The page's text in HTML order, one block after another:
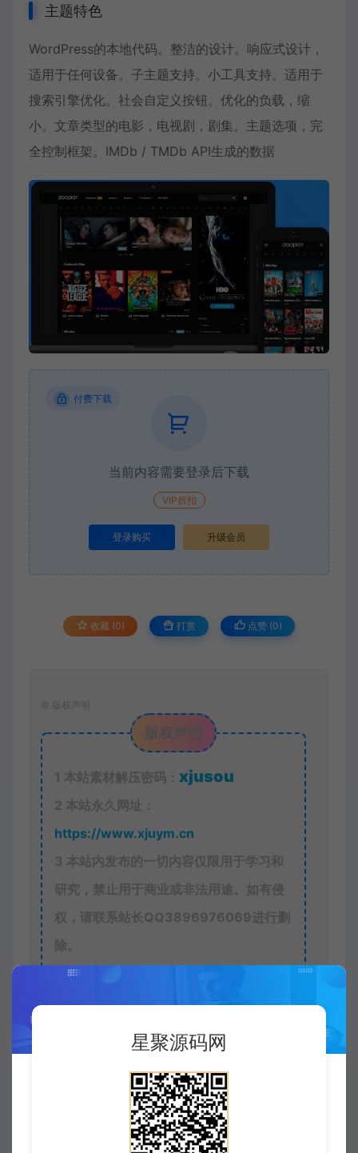
主题特色
WordPress的本地代码。整洁的设计。响应式设计，
适用于任何设备。子主题支持。小工具支持。适用于
搜索引擎优化。社会自定义按钮。优化的负载，缩
小。文章类型的电影，电视剧，剧集。主题选项，完
全控制框架。IMDb / TMDb API生成的数据
付费下载
当前内容需要登录后下载
VIP折扣
登录购买 升级会员
收藏 (0) 打赏 点赞 (0)
© 版权声明
版权声明
1 本站素材解压密码： xjusou
2 本站永久网址：
https://www.xjuym.cn
3 本站内发布的一切内容仅限用于学习和
研究，禁止用于商业或非法用途。如有侵
权，请联系站长QQ3896976069 进行删
除。
本站非盈利性网站，所有付费功能，均
为用户为本站捐赠打赏，本站不贩卖任何
表本站赞同其观点和对其真实性负责。
本站一律禁止以任何方式发布或转载任
何违法的相关信息，访客发现请向站长举
星聚源码网